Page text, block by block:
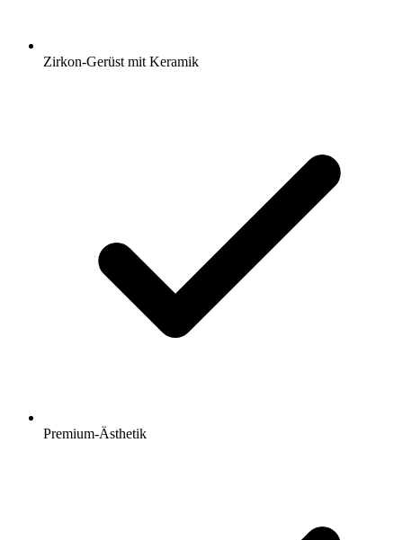
Zirkon-Gerüst mit Keramik
Premium-Ästhetik